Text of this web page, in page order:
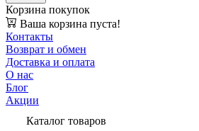
Корзина покупок
Ваша корзина пуста!
Контакты
Возврат и обмен
Доставка и оплата
О нас
Блог
Акции
Каталог товаров